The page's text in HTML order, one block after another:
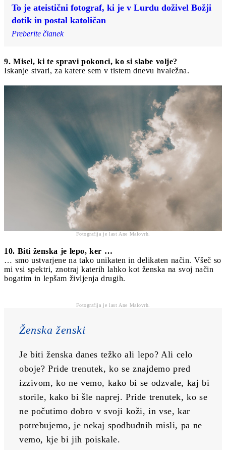
To je ateistični fotograf, ki je v Lurdu doživel Božji
dotik in postal katoličan
Preberite članek
9. Misel, ki te spravi pokonci, ko si slabe volje?
Iskanje stvari, za katere sem v tistem dnevu hvaležna.
Fotografija je last Ane Malovrh.
10. Biti ženska je lepo, ker …
… smo ustvarjene na tako unikaten in delikaten način. Všeč so
mi vsi spektri, znotraj katerih lahko kot ženska na svoj način
bogatim in lepšam življenja drugih.
Fotografija je last Ane Malovrh.
Ženska ženski
Je biti ženska danes težko ali lepo? Ali celo
oboje? Pride trenutek, ko se znajdemo pred
izzivom, ko ne vemo, kako bi se odzvale, kaj bi
storile, kako bi šle naprej. Pride trenutek, ko se
ne počutimo dobro v svoji koži, in vse, kar
potrebujemo, je nekaj spodbudnih misli, pa ne
vemo, kje bi jih poiskale.